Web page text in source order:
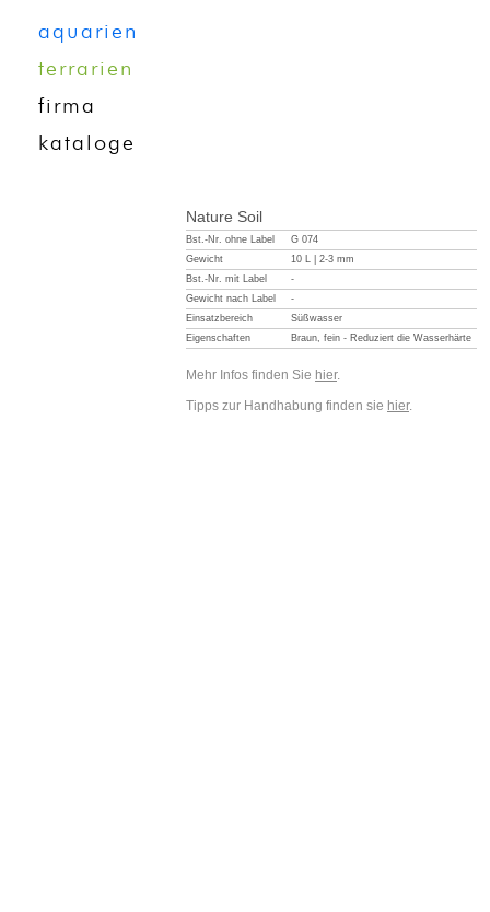
Nature Soil
Bst.-Nr. ohne Label
G 074
Gewicht
10 L | 2-3 mm
Bst.-Nr. mit Label
-
Gewicht nach Label
-
Einsatzbereich
Süßwasser
Eigenschaften
Braun, fein - Reduziert die Wasserhärte
Mehr Infos finden Sie hier.
Tipps zur Handhabung finden sie hier.
aquarien
terrarien
firma
kataloge